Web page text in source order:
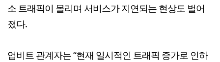
소 트래픽이 몰리며 서비스가 지연되는 현상도 벌어
졌다.
업비트 관계자는 “현재 일시적인 트래픽 증가로 인하